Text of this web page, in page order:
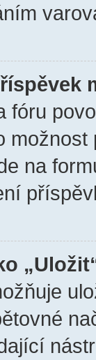
fóru
na